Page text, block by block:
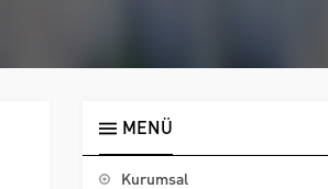
MENÜ
Kurumsal